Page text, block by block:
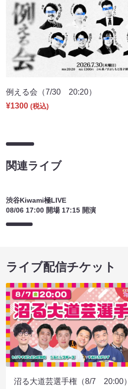
例える会（7/30 20:20）
¥1300 (税込)
関連ライブ
渋谷Kiwami極LIVE
08/06 17:00 開場 17:15 開演
ライブ配信チケット
沼る大道芸選手権（8/7 20:00）